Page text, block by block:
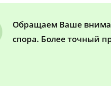
Обращаем Ваше
спора. Более точный